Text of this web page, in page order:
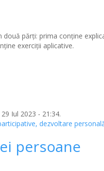
două părţi: prima conţine
exerciţii aplicative.
Iul 2023 - 21:34.
persoane